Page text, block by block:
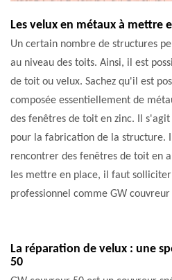
Les velux en métaux à mettre
Un certain nombre de structures
au niveau des toits. Ainsi, il est
de toit ou velux. Sachez qu'il est
composée essentiellement de
des fenêtres de toit en zinc. Il
pour la fabrication de la structure.
rencontrer des fenêtres de toit en
les mettre en place, il faut
professionnel comme GW couvreur
La réparation de velux : une
50